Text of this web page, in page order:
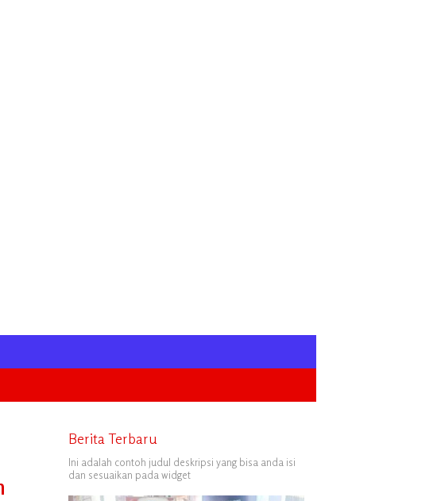
Berita Terbaru
Ini adalah contoh judul deskripsi yang bisa anda isi
dan sesuaikan pada widget